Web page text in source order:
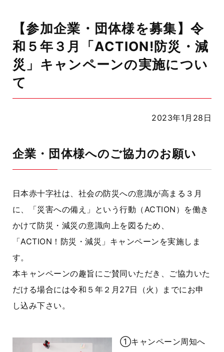
【参加企業・団体様を募集】令
和５年３月「ACTION!防災・減
災」キャンペーンの実施につい
て
2023年1月28日
企業・団体様へのご協力のお願い
日本赤十字社は、社会の防災への意識が高まる３月
に、「災害への備え」という行動（ACTION）を働き
かけて防災・減災の意識向上を図るため、
「ACTION！防災・減災」キャンペーンを実施しま
す。
本キャンペーンの趣旨にご賛同いただき、ご協力いた
だける場合には令和５年２月27日（火）までにお申
し込み下さい。
①キャンペーン周知へ